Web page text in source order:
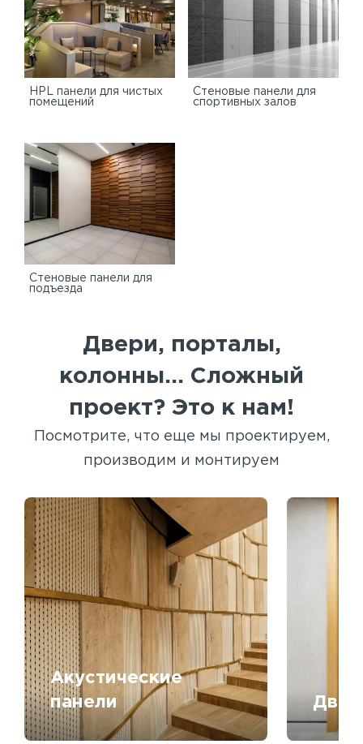
HPL панели для чистых
помещений
Стеновые панели для
спортивных залов
Стеновые панели для
подъезда
Двери, порталы,
колонны... Сложный
проект? Это к нам!
Посмотрите, что еще мы проектируем,
производим и монтируем
Акустические
панели